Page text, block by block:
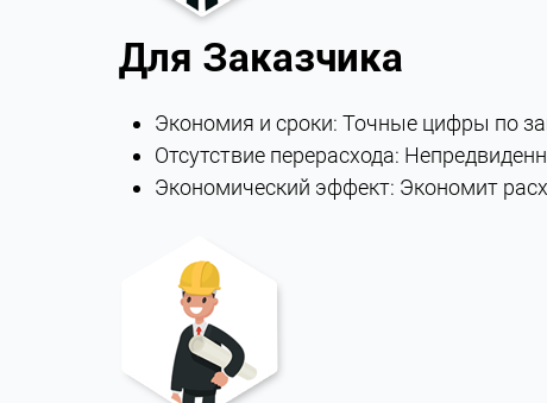
Для Заказчика
Экономия и сроки: Точные цифры по
Отсутствие перерасхода:
Экономический эффект: Экономит